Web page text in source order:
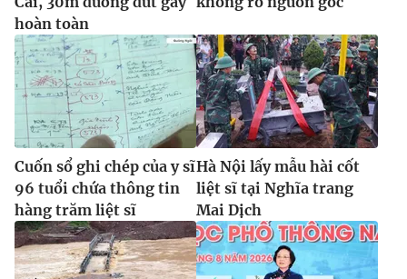
hoàn toàn
Cuốn sổ ghi chép của y sĩ
96 tuổi chứa thông tin
hàng trăm liệt sĩ
Hà Nội lấy mẫu hài cốt
liệt sĩ tại Nghĩa trang
Mai Dịch